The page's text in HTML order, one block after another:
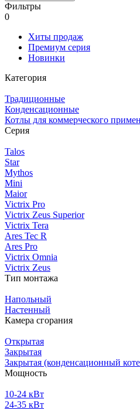
Фильтры
0
Хиты продаж
Премиум серия
Новинки
Категория
Традиционные
Конденсационные
Котлы для коммерческого
Серия
Talos
Star
Mythos
Mini
Maior
Victrix Pro
Victrix Zeus Superior
Victrix Tera
Ares Tec R
Ares Pro
Victrix Omnia
Victrix Zeus
Тип монтажа
Напольный
Настенный
Камера сгорания
Открытая
Закрытая
Закрытая (конденсационный
Мощность
10-24 кВт
24-35 кВт